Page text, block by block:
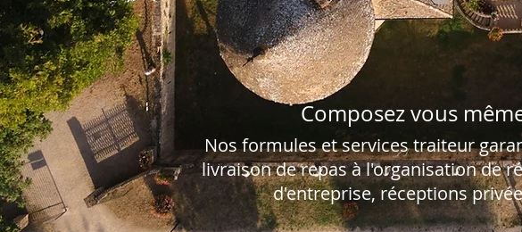
Composez vous
Nos formules et services traiteur
livraison de repas à l'organisation de
d'entreprise, réceptions